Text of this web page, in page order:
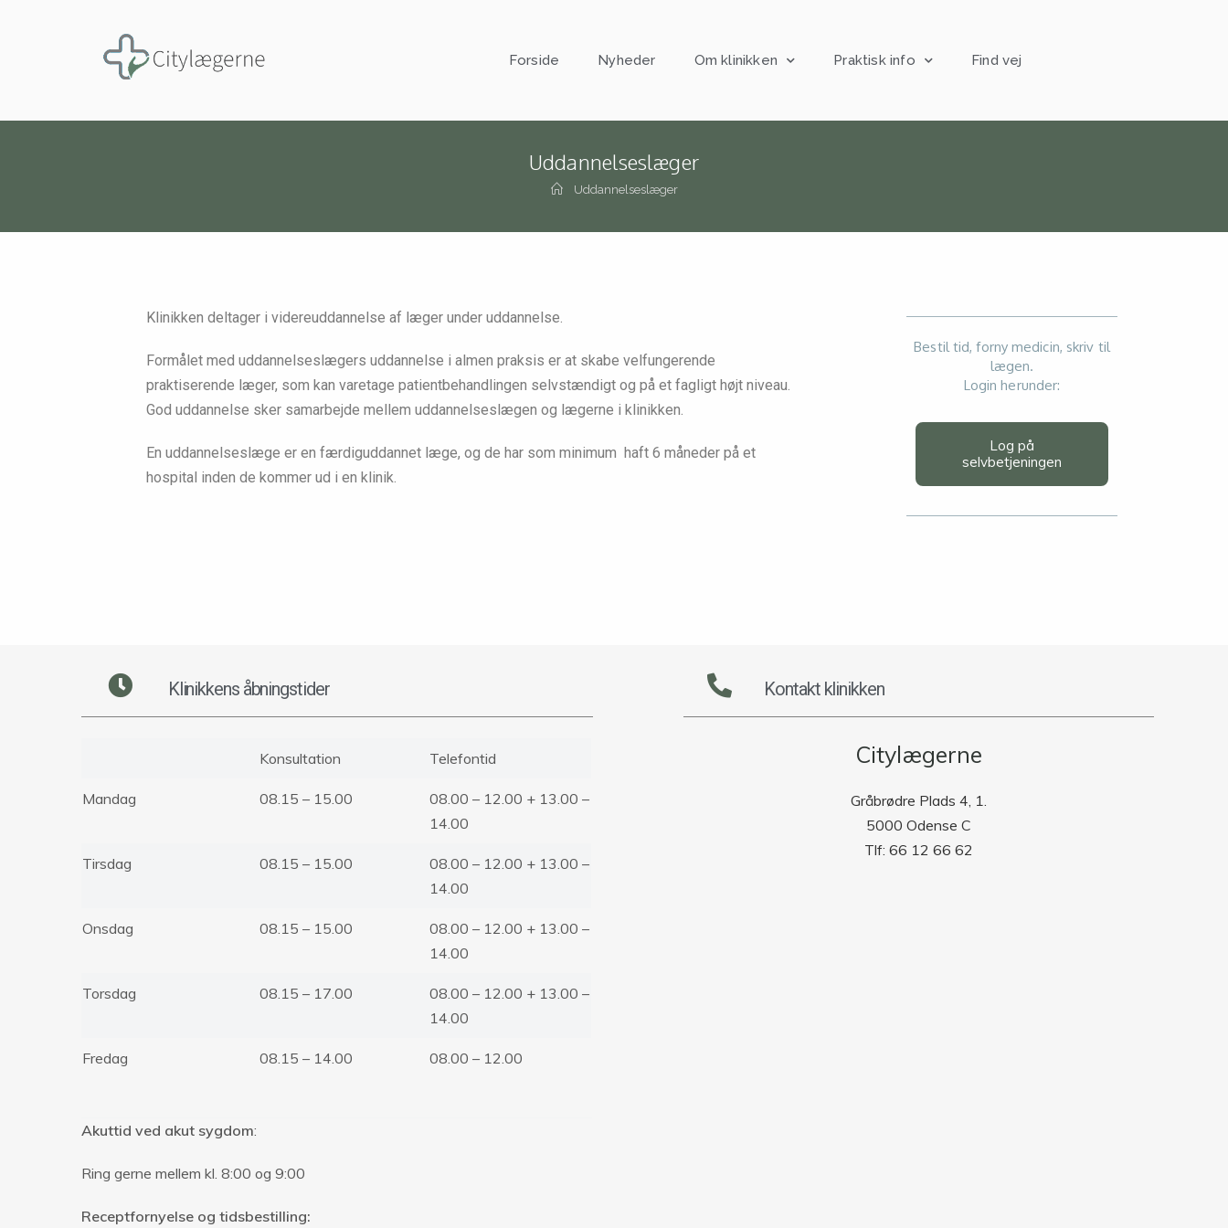
Forside Nyheder Om klinikken Praktisk info Find vej
Uddannelseslæger
Uddannelseslæger
Klinikken deltager i videreuddannelse af læger under uddannelse.
Formålet med uddannelseslægers uddannelse i almen praksis er at skabe velfungerende
praktiserende læger, som kan varetage patientbehandlingen selvstændigt og på et fagligt højt niveau.
God uddannelse sker samarbejde mellem uddannelseslægen og lægerne i klinikken.
En uddannelseslæge er en færdiguddannet læge, og de har som minimum haft 6 måneder på et
hospital inden de kommer ud i en klinik.
Bestil tid, forny medicin, skriv til
lægen.
Login herunder:
Log på
selvbetjeningen
Klinikkens åbningstider
Konsultation Telefontid
Mandag 08.15 – 15.00
08.00 – 12.00 + 13.00 –
14.00
Tirsdag 08.15 – 15.00
08.00 – 12.00 + 13.00 –
14.00
Onsdag 08.15 – 15.00
08.00 – 12.00 + 13.00 –
14.00
Torsdag 08.15 – 17.00
08.00 – 12.00 + 13.00 –
14.00
Fredag 08.15 – 14.00 08.00 – 12.00
Akuttid ved akut sygdom:
Ring gerne mellem kl. 8:00 og 9:00
Receptfornyelse og tidsbestilling:
Kontakt klinikken
Citylægerne
Gråbrødre Plads 4, 1.
5000 Odense C
Tlf: 66 12 66 62